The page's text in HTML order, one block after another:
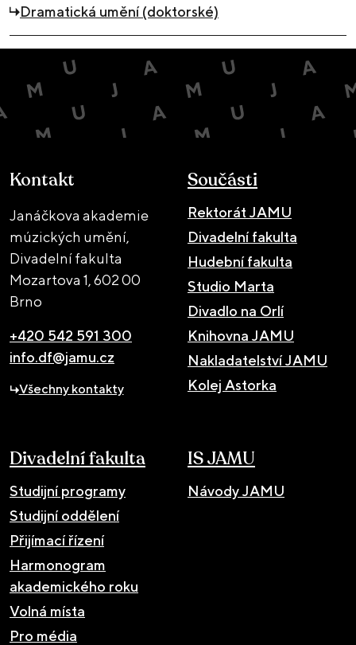
Dramatická umění (doktorské)
Kontakt
Janáčkova akademie
múzických umění,
Divadelní fakulta
Mozartova 1,602 00
Brno
+420 542 591 300
info.df@jamu.cz
Všechny kontakty
Součásti
Rektorát JAMU
Divadelní fakulta
Hudební fakulta
Studio Marta
Divadlo na Orlí
Knihovna JAMU
Nakladatelství JAMU
Kolej Astorka
Divadelní fakulta
Studijní programy
Studijní oddělení
Přijímací řízení
Harmonogram
akademického roku
Volná místa
Pro média
IS JAMU
Návody JAMU